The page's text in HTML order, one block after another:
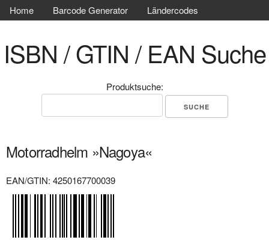
Home Barcode Generator Ländercodes
ISBN / GTIN / EAN Suche
Produktsuche:
Motorradhelm »Nagoya«
EAN/GTIN: 4250167700039